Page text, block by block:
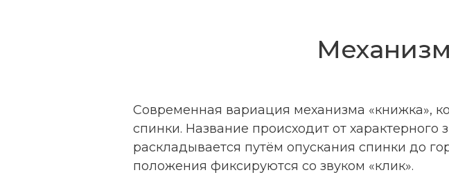
Современная вариация механизма «книжка»,
спинки. Название происходит от
раскладывается путём опускания спинки до
положения фиксируются со звуком «клик».